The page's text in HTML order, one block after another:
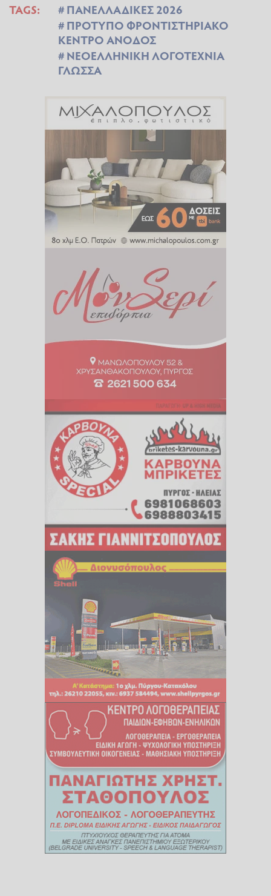
TAGS:
ΠΑΝΕΛΛΑΔΙΚΕΣ 2026
ΠΡΟΤΥΠΟ ΦΡΟΝΤΙΣΤΗΡΙΑΚΟ
ΚΕΝΤΡΟ ΑΝΟΔΟΣ
ΝΕΟΕΛΛΗΝΙΚΗ ΛΟΓΟΤΕΧΝΙΑ
ΓΛΩΣΣΑ